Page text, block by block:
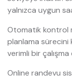
yalnızca uygun
Otomatik kontrol
planlama sürecini
verimli bir
Online randevu